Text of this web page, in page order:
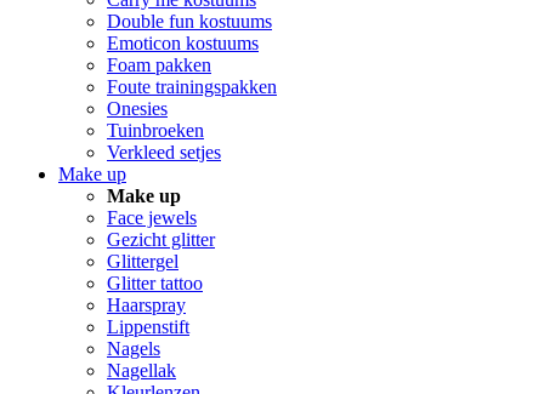
Double fun kostuums
Emoticon kostuums
Foam pakken
Foute trainingspakken
Onesies
Tuinbroeken
Verkleed setjes
Make up
Make up
Face jewels
Gezicht glitter
Glittergel
Glitter tattoo
Haarspray
Lippenstift
Nagels
Nagellak